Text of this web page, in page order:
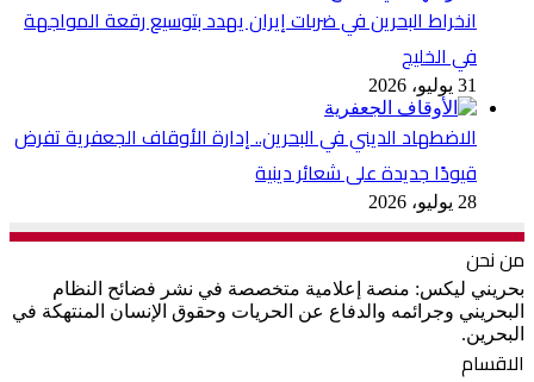
انخراط البحرين في ضربات إيران يهدد بتوسيع رقعة المواجهة
في الخليج
31 يوليو، 2026
الاضطهاد الديني في البحرين.. إدارة الأوقاف الجعفرية تفرض
قيودًا جديدة على شعائر دينية
28 يوليو، 2026
من نحن
بحريني ليكس: منصة إعلامية متخصصة في نشر فضائح النظام
البحريني وجرائمه والدفاع عن الحريات وحقوق الإنسان المنتهكة في
البحرين.
الاقسام